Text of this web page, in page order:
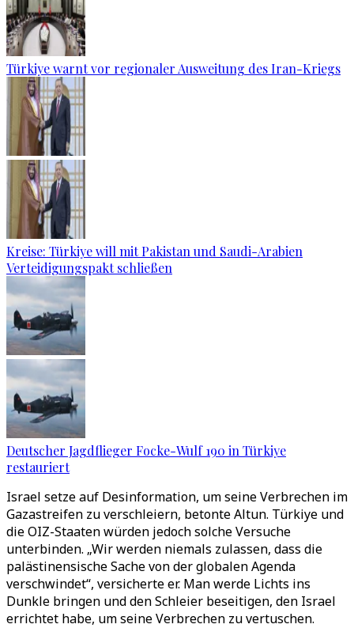
Türkiye warnt vor regionaler Ausweitung des Iran-Kriegs
Kreise: Türkiye will mit Pakistan und Saudi-Arabien
Verteidigungspakt schließen
Deutscher Jagdflieger Focke-Wulf 190 in Türkiye
restauriert
Israel setze auf Desinformation, um seine Verbrechen im
Gazastreifen zu verschleiern, betonte Altun. Türkiye und
die OIZ-Staaten würden jedoch solche Versuche
unterbinden. „Wir werden niemals zulassen, dass die
palästinensische Sache von der globalen Agenda
verschwindet“, versicherte er. Man werde Lichts ins
Dunkle bringen und den Schleier beseitigen, den Israel
errichtet habe, um seine Verbrechen zu vertuschen.